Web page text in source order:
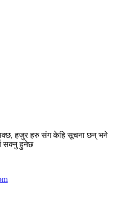
हजुर हरु संग केहि सूचना छन् भने
सक्नु हुनेछ